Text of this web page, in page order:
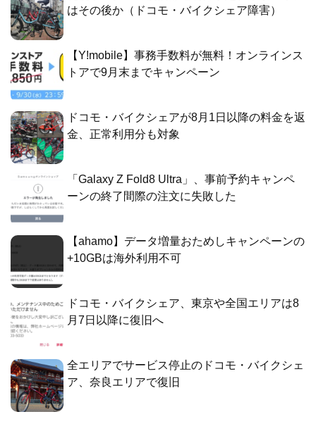
はその後か（ドコモ・バイクシェア障害）
【Y!mobile】事務手数料が無料！オンラインス
トアで9月末までキャンペーン
ドコモ・バイクシェアが8月1日以降の料金を返
金、正常利用分も対象
「Galaxy Z Fold8 Ultra」、事前予約キャンペ
ーンの終了間際の注文に失敗した
【ahamo】データ増量おためしキャンペーンの
+10GBは海外利用不可
ドコモ・バイクシェア、東京や全国エリアは8
月7日以降に復旧へ
全エリアでサービス停止のドコモ・バイクシェ
ア、奈良エリアで復旧